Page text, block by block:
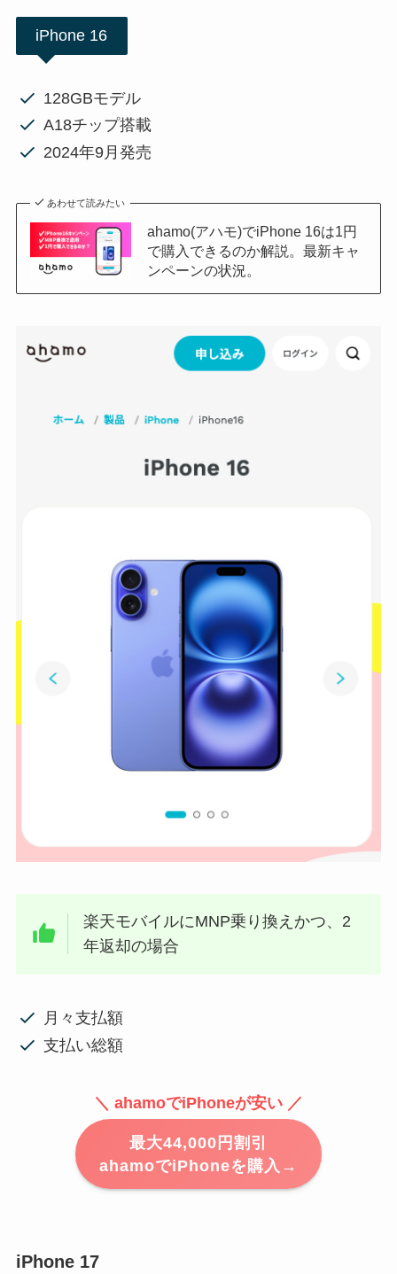
iPhone 16
128GBモデル
A18チップ搭載
2024年9月発売
あわせて読みたい
ahamo(アハモ)でiPhone 16は1円
で購入できるのか解説。最新キャ
ンペーンの状況。
楽天モバイルにMNP乗り換えかつ、2
年返却の場合
月々支払額
支払い総額
＼ ahamoでiPhoneが安い ／
最大44,000円割引
ahamoでiPhoneを購入→
iPhone 17